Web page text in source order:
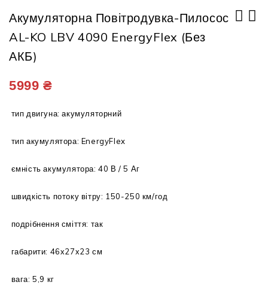
Акумуляторна Повітродувка-Пилосос
AL-KO LBV 4090 EnergyFlex (без
АКБ)
5999 ₴
тип двигуна: акумуляторний
тип акумулятора: EnergyFlex
ємність акумулятора: 40 В / 5 Аг
швидкість потоку вітру: 150-250 км/год
подрібнення сміття: так
габарити: 46х27х23 см
вага: 5,9 кг